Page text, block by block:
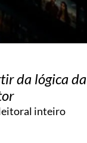
da lógica da
inteiro